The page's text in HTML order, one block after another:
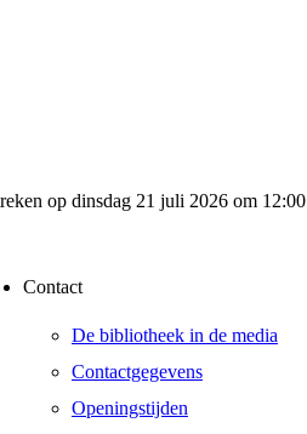
op dinsdag 21 juli 2026 om 12:00
Contact
De bibliotheek in de media
Contactgegevens
Openingstijden